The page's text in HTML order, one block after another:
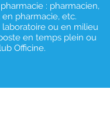
: pharmacien,
pharmacie, etc.
ou en milieu
en temps plein ou
Officine.